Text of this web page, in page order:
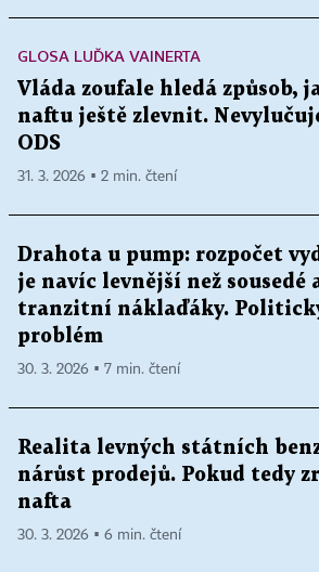
GLOSA LUĎKA VAINERTA
Vláda zoufale hledá způsob,
naftu ještě zlevnit.
ODS
31. 3. 2026 ▪ 2 min. čtení
Drahota u pump: rozpočet
je navíc levnější než sousedé
tranzitní náklaďáky.
problém
30. 3. 2026 ▪ 7 min. čtení
Realita levných státních
nárůst prodejů. Pokud tedy
nafta
30. 3. 2026 ▪ 6 min. čtení